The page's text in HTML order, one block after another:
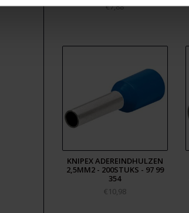
€7,88
KNIPEX ADEREINDHULZEN
2,5MM2 - 200STUKS - 97 99
354
€10,98